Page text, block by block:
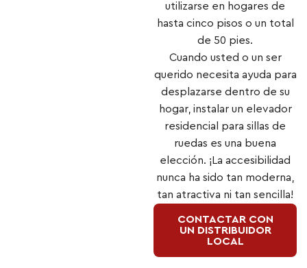
utilizarse en hogares de
hasta cinco pisos o un total
de 50 pies.
Cuando usted o un ser
querido necesita ayuda para
desplazarse dentro de su
hogar, instalar un elevador
residencial para sillas de
ruedas es una buena
elección. ¡La accesibilidad
nunca ha sido tan moderna,
tan atractiva ni tan sencilla!
CONTACTAR CON
UN DISTRIBUIDOR
LOCAL